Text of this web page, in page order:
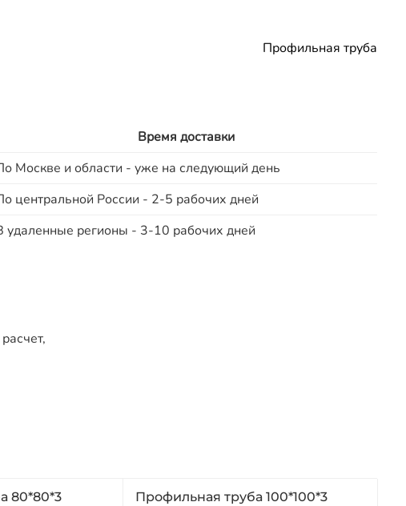
Профильная труба
Время доставки
Москве и области - уже на следующий день
центральной России - 2-5 рабочих дней
удаленные регионы - 3-10 рабочих дней
80*80*3 Профильная труба 100*100*3